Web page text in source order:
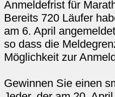
Anmeldefrist für
Bereits 720 Läufer
am 6. April
so dass die
Möglichkeit zur
Gewinnen Sie einen